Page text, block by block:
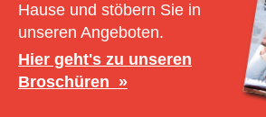
Hause und stöbern Sie in
unseren Angeboten.
Hier geht's zu unseren
Broschüren